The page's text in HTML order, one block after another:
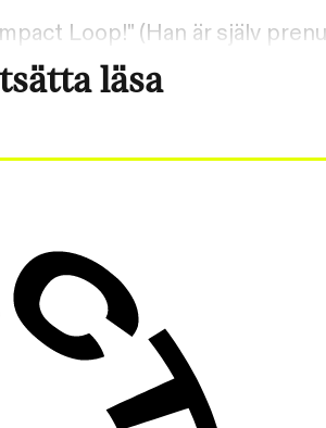
Loop!" (Han är själv
läsa